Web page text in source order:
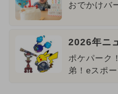
おでかけバ
2026年ニ
ポケパーク
弟！eスポー